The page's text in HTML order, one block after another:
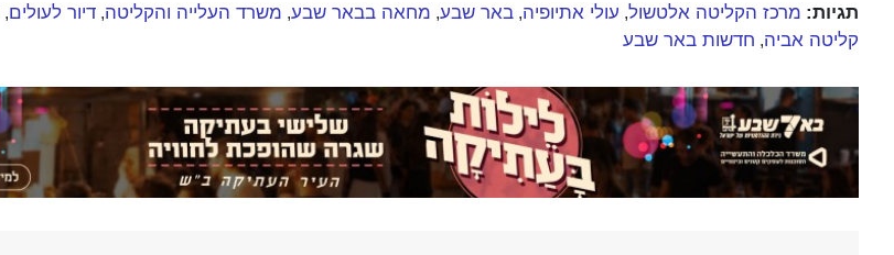
תגיות: מרכז הקליטה אלטשול, עולי אתיופיה, באר שבע, מחאה בבאר שבע, משרד העלייה והקליטה, דיור לעולים,
קליטה אביה, חדשות באר שבע